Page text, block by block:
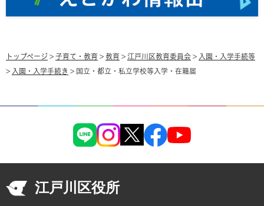
トップページ > 子育て・教育 > 教育 > 江戸川区教育委員会 > 入園・入学手続等
> 入園・入学手続き > 国立・都立・私立学校等入学・在籍届
江戸川区役所